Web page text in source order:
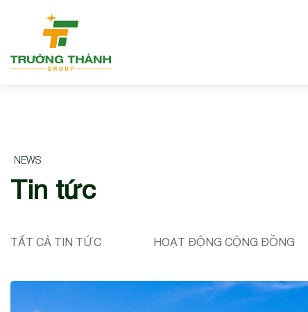
NEWS
Tin tức
TẤT CẢ TIN TỨC HOẠT ĐỘNG CỘNG ĐỒNG